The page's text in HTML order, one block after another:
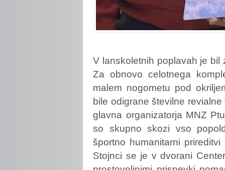
V lanskoletnih poplavah je
Za obnovo celotnega
malem nogometu pod
bile odigrane številne
glavna organizatorja MNZ
so skupno skozi vso
športno humanitarni
Stojnci se je v dvorani